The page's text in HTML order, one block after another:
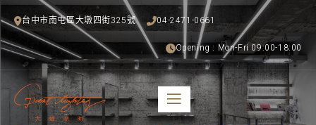
台中市南屯區大墩四街325號 04-2471-0661
Opening : Mon-Fri 09:00-18:00